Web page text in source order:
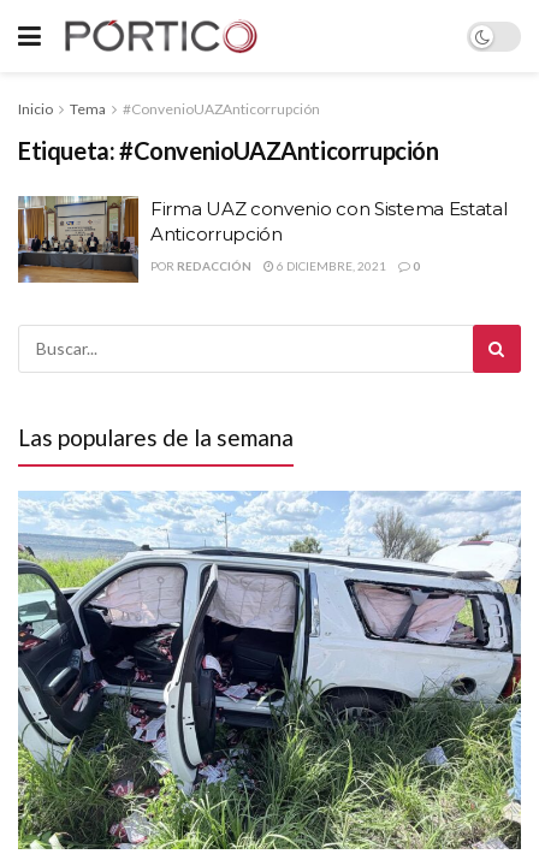
Inicio Tema #ConvenioUAZAnticorrupción
Etiqueta:#ConvenioUAZAnticorrupción
Firma UAZ convenio con Sistema Estatal
Anticorrupción
POR REDACCIÓN 6 DICIEMBRE, 2021 0
Las populares de la semana